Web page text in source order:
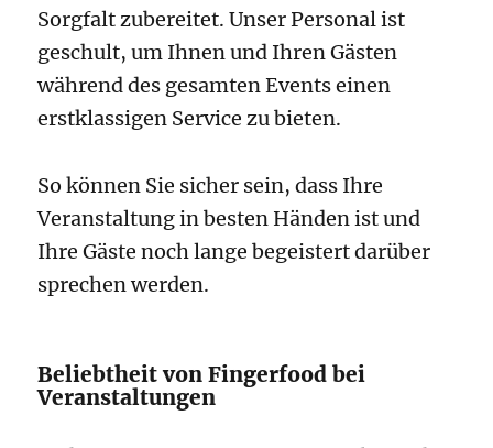
Sorgfalt zubereitet. Unser Personal ist
geschult, um Ihnen und Ihren Gästen
während des gesamten Events einen
erstklassigen Service zu bieten.
So können Sie sicher sein, dass Ihre
Veranstaltung in besten Händen ist und
Ihre Gäste noch lange begeistert darüber
sprechen werden.
Beliebtheit von Fingerfood bei
Veranstaltungen